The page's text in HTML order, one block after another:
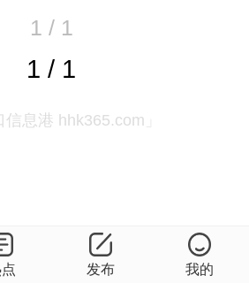
发布 我的
1 / 1
1 / 1
信息港 hhk365.com」